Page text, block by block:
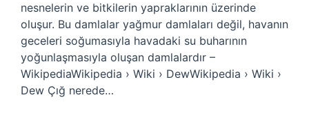
nesnelerin ve bitkilerin yapraklarının üzerinde
oluşur. Bu damlalar yağmur damlaları değil, havanın
geceleri soğumasıyla havadaki su buharının
yoğunlaşmasıyla oluşan damlalardır –
WikipediaWikipedia › Wiki › DewWikipedia › Wiki ›
Dew Çığ nerede…